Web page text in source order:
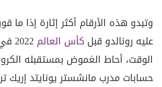
وتبدو هذه الأرقام أكثر إثارة إذا ما
عليه رونالدو قبل كأس العالم
الوقت، أحاط الغموض بمستقبله
حسابات مدرب مانشستر يونايتد إريك